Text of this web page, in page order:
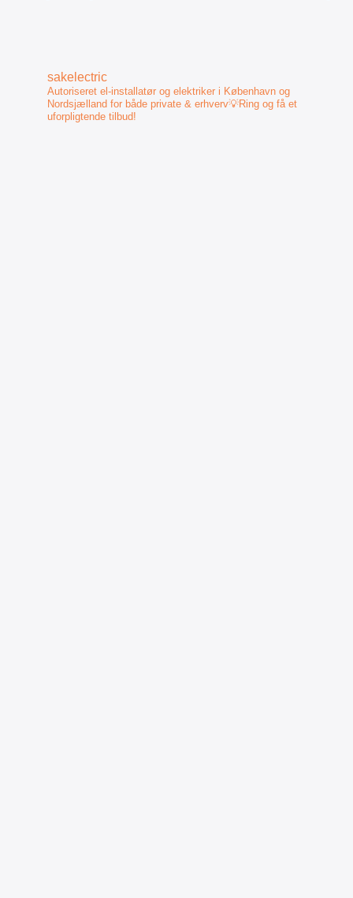
sakelectric
Autoriseret el-installatør og elektriker i København og
Nordsjælland for både private & erhverv💡Ring og få et
uforpligtende tilbud!